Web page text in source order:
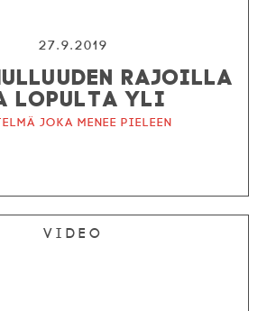
27.9.2019
RAJOILLA
LOPULTA YLI
joka menee pieleen
Video